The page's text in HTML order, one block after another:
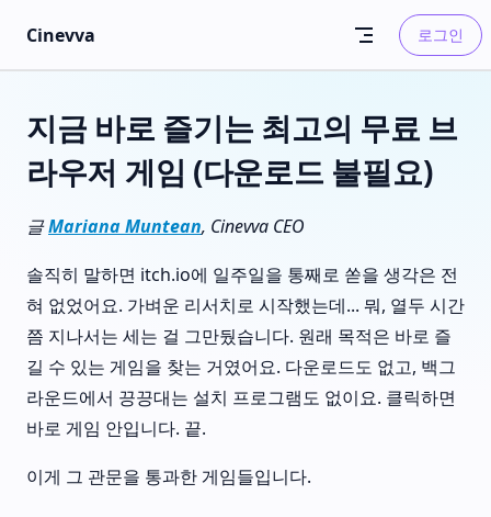
Skip to content
Cinevva 로그인
지금 바로 즐기는 최고의 무료 브
라우저 게임 (다운로드 불필요)
글Mariana Muntean, Cinevva CEO
솔직히 말하면 itch.io에 일주일을 통째로 쏟을 생각은 전
혀 없었어요. 가벼운 리서치로 시작했는데... 뭐, 열두 시간
쯤 지나서는 세는 걸 그만뒀습니다. 원래 목적은 바로 즐
길 수 있는 게임을 찾는 거였어요. 다운로드도 없고, 백그
라운드에서 끙끙대는 설치 프로그램도 없이요. 클릭하면
바로 게임 안입니다. 끝.
이게 그 관문을 통과한 게임들입니다.